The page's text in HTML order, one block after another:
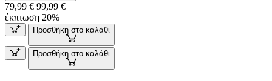
79,99 € 99,99 €
έκπτωση 20%
Προσθήκη στο καλάθι
Προσθήκη στο καλάθι